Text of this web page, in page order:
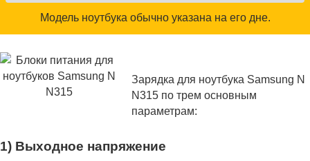
Модель ноутбука обычно указана на его дне.
Зарядка для ноутбука Samsung N
N315 по трем основным
параметрам:
1) Выходное напряжение